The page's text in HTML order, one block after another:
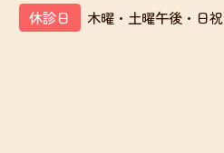
休診日 木曜・土曜午後・日祝